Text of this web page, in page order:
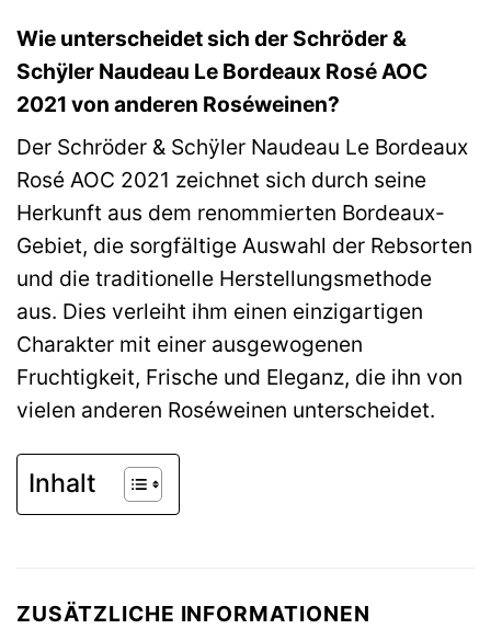
Wie unterscheidet sich der Schröder &
Schÿler Naudeau Le Bordeaux Rosé AOC
2021 von anderen Roséweinen?
Der Schröder & Schÿler Naudeau Le Bordeaux
Rosé AOC 2021 zeichnet sich durch seine
Herkunft aus dem renommierten Bordeaux-
Gebiet, die sorgfältige Auswahl der Rebsorten
und die traditionelle Herstellungsmethode
aus. Dies verleiht ihm einen einzigartigen
Charakter mit einer ausgewogenen
Fruchtigkeit, Frische und Eleganz, die ihn von
vielen anderen Roséweinen unterscheidet.
Inhalt
ZUSÄTZLICHE INFORMATIONEN